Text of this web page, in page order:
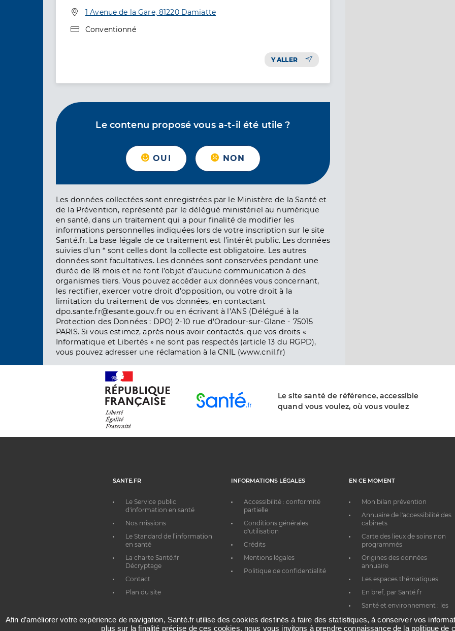
Adresse
1 Avenue de la Gare, 81220 Damiatte
Type de convention
Conventionné
Y ALLER
Le contenu proposé vous a-t-il été utile ?
OUI NON
Les données collectées sont enregistrées par le Ministère de la Santé et
de la Prévention, représenté par le délégué ministériel au numérique
en santé, dans un traitement qui a pour finalité de modifier les
informations personnelles indiquées lors de votre inscription sur le site
Santé.fr. La base légale de ce traitement est l’intérêt public. Les données
suivies d’un * sont celles dont la collecte est obligatoire. Les autres
données sont facultatives. Les données sont conservées pendant une
durée de 18 mois et ne font l’objet d’aucune communication à des
organismes tiers. Vous pouvez accéder aux données vous concernant,
les rectifier, exercer votre droit d’opposition, ou votre droit à la
limitation du traitement de vos données, en contactant
dpo.sante.fr@esante.gouv.fr ou en écrivant à l’ANS (Délégué à la
Protection des Données : DPO) 2-10 rue d'Oradour-sur-Glane - 75015
PARIS. Si vous estimez, après nous avoir contactés, que vos droits «
Informatique et Libertés » ne sont pas respectés (article 13 du RGPD),
vous pouvez adresser une réclamation à la CNIL (www.cnil.fr)
Le site santé de référence, accessible
quand vous voulez, où vous voulez
SANTE.FR
Le Service public
d'information en santé
Nos missions
Le Standard de l’information
en santé
La charte Santé.fr
Décryptage
Contact
Plan du site
INFORMATIONS LÉGALES
Accessibilité : conformité
partielle
Conditions générales
d'utilisation
Crédits
Mentions légales
Politique de confidentialité
EN CE MOMENT
Mon bilan prévention
Annuaire de l'accessibilité des
cabinets
Carte des lieux de soins non
programmés
Origines des données
annuaire
Les espaces thématiques
En bref, par Santé.fr
Santé et environnement : les
Afin d’améliorer votre expérience de navigation, Santé.fr utilise des cookies destinés à faire des statistiques, à conserver vos
plus sur la finalité précise de ces cookies, nous vous invitons à prendre connaissance de la politique de